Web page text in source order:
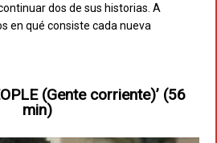
dos de sus historias. A
en qué consiste cada nueva
(Gente corriente)’ (56
min)